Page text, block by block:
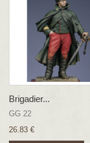
Brigadier...
GG 22
26.83 €